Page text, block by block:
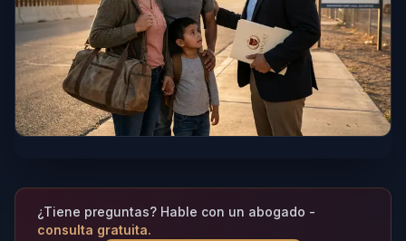
¿Tiene preguntas? Hable con un abogado -
consulta gratuita.